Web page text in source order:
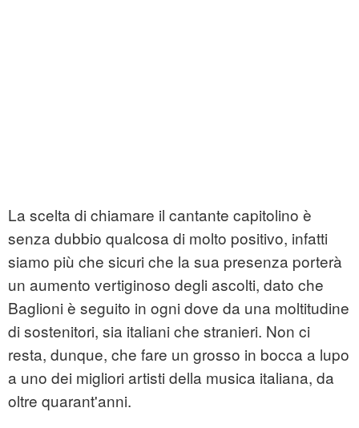
La scelta di chiamare il cantante capitolino è
senza dubbio qualcosa di molto positivo, infatti
siamo più che sicuri che la sua presenza porterà
un aumento vertiginoso degli ascolti, dato che
Baglioni è seguito in ogni dove da una moltitudine
di sostenitori, sia italiani che stranieri. Non ci
resta, dunque, che fare un grosso in bocca a lupo
a uno dei migliori artisti della musica italiana, da
oltre quarant'anni.